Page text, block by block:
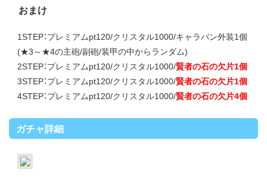
おまけ
1STEP：プレミアムpt120/クリスタル1000/キャラバン外装1個
(★3～★4の主砲/副砲/装甲の中からランダム)
2STEP：プレミアムpt120/クリスタル1000/賢者の石の欠片1個
3STEP：プレミアムpt120/クリスタル1000/賢者の石の欠片1個
4STEP：プレミアムpt120/クリスタル1000/賢者の石の欠片4個
ガチャ詳細